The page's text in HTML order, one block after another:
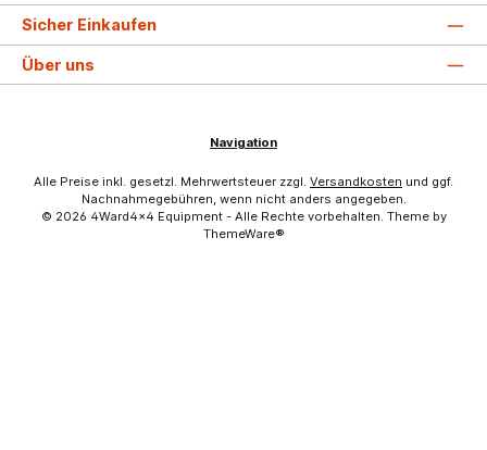
Sicher Einkaufen
Über uns
Navigation
Alle Preise inkl. gesetzl. Mehrwertsteuer zzgl. Versandkosten und ggf.
Nachnahmegebühren, wenn nicht anders angegeben.
© 2026 4Ward4x4 Equipment - Alle Rechte vorbehalten. Theme by
ThemeWare®